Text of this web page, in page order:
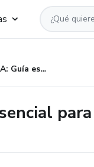
Domina la IA: Guía esencial para universitarios y jóvenes profesionales